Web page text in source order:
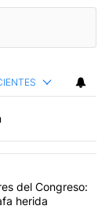
en los
sigue en los
del Congreso:
herida